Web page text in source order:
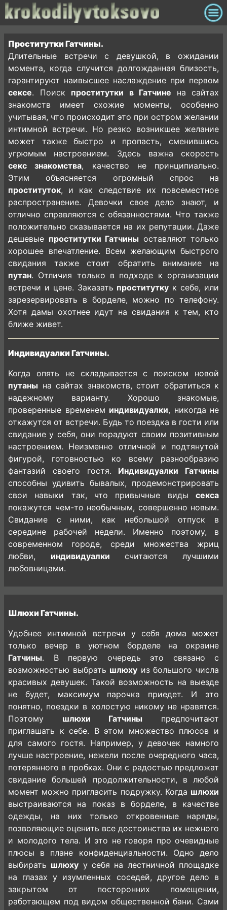
Проститутки Гатчины.
Длительные встречи с девушкой, в ожидании
момента, когда случится долгожданная близость,
гарантируют наивысшее наслаждение при первом
сексе. Поиск проститутки в Гатчине на сайтах
знакомств имеет схожие моменты, особенно
учитывая, что происходит это при остром желании
интимной встречи. Но резко возникшее желание
может также быстро и пропасть, сменившись
угрюмым настроением. Здесь важна скорость
секс знакомства, качество не принципиально.
Этим объясняется огромный спрос на
проституток, и как следствие их повсеместное
распространение. Девочки свое дело знают, и
отлично справляются с обязанностями. Что также
положительно сказывается на их репутации. Даже
дешевые проститутки Гатчины оставляют только
хорошее впечатление. Всем желающим быстрого
свидания также стоит обратить внимание на
путан. Отличия только в подходе к организации
встречи и цене. Заказать проститутку к себе, или
зарезервировать в борделе, можно по телефону.
Хотя дамы охотнее идут на свидания к тем, кто
ближе живет.
Индивидуалки Гатчины.
Когда опять не складывается с поиском новой
путаны на сайтах знакомств, стоит обратиться к
надежному варианту. Хорошо знакомые,
проверенные временем индивидуалки, никогда не
откажутся от встречи. Будь то поездка в гости или
свидание у себя, они порадуют своим позитивным
настроением. Неизменно отличной и подтянутой
фигурой, готовностью ко всему разнообразию
фантазий своего гостя. Индивидуалки Гатчины
способны удивить бывалых, продемонстрировать
свои навыки так, что привычные виды секса
покажутся чем-то необычным, совершенно новым.
Свидание с ними, как небольшой отпуск в
середине рабочей недели. Именно поэтому, в
современном городе, среди множества жриц
любви, индивидуалки считаются лучшими
любовницами.
Шлюхи Гатчины.
Удобнее интимной встречи у себя дома может
только вечер в уютном борделе на окраине
Гатчины. В первую очередь это связано с
возможностью выбрать шлюху из большого числа
красивых девушек. Такой возможность на выезде
не будет, максимум парочка приедет. И это
понятно, поездки в холостую никому не нравятся.
Поэтому шлюхи Гатчины предпочитают
приглашать к себе. В этом множество плюсов и
для самого гостя. Например, у девочек намного
лучше настроение, нежели после очередного часа,
потерянного в пробках. Они с радостью предложат
свидание большей продолжительности, в любой
момент можно пригласить подружку. Когда шлюхи
выстраиваются на показ в борделе, в качестве
одежды, на них только откровенные наряды,
позволяющие оценить все достоинства их нежного
и молодого тела. И это не говоря про очевидные
плюсы в плане конфиденциальности. Одно дело
выбирать шлюху у себя на лестничной площадке
на глазах у изумленных соседей, другое дело в
закрытом от посторонних помещении,
работающем под видом общественной бани. Сами